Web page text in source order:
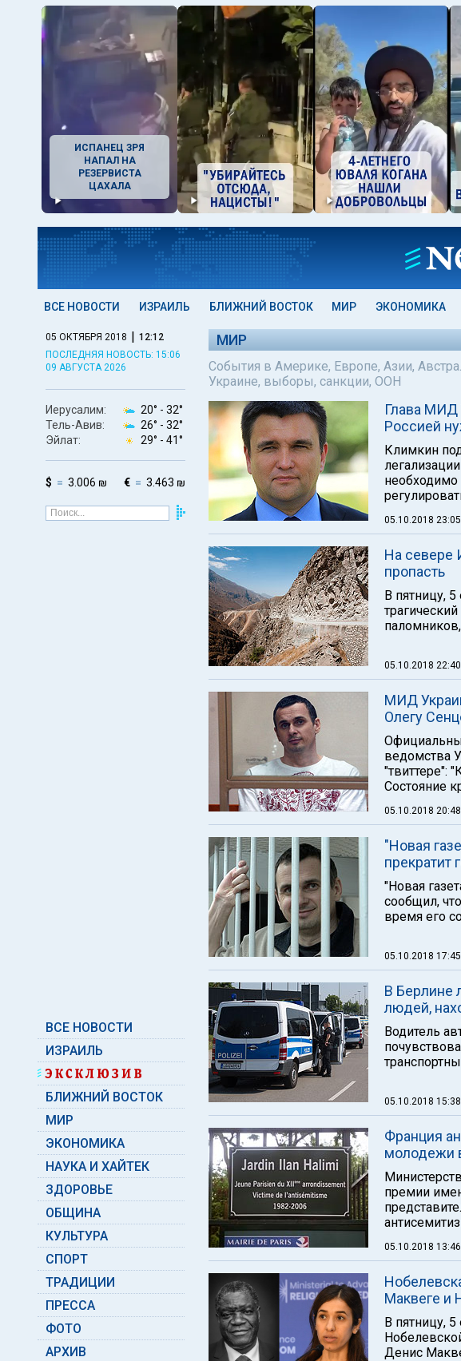
ИСПАНЕЦ ЗРЯ
НАПАЛ НА
РЕЗЕРВИСТА
ЦАХАЛА
ВСЕ НОВОСТИ ИЗРАИЛЬ БЛИЖНИЙ ВОСТОК МИР ЭКОНОМИКА
05 ОКТЯБРЯ 2018 | 12:12
ПОСЛЕДНЯЯ НОВОСТЬ: 15:06
09 АВГУСТА 2026
Иерусалим: 20° - 32°
Тель-Авив:
26° - 32°
Эйлат:
29° - 41°
$ 3.006 ₪ € 3.463 ₪
ВСЕ НОВОСТИ
ИЗРАИЛЬ
БЛИЖНИЙ ВОСТОК
МИР
ЭКОНОМИКА
НАУКА И ХАЙТЕК
ЗДОРОВЬЕ
ОБЩИНА
КУЛЬТУРА
СПОРТ
ТРАДИЦИИ
ПРЕССА
ФОТО
АРХИВ
МИР
События в Америке, Европе, Азии,
Украине, выборы, санкции, ООН
Глава МИД
Россией
Климкин
05.10.2018 23:05
На севере
пропасть
В пятницу,
05.10.2018 22:40
МИД
Олегу
ведомства
"твиттере":
Состояние
05.10.2018 20:48
"Новая
прекратит
"Новая
сообщил,
время его
05.10.2018 17:45
В Берлине
людей,
Водитель
05.10.2018 15:38
Франция
молодежи
премии
05.10.2018 13:46
Маквеге и
В пятницу,
Денис